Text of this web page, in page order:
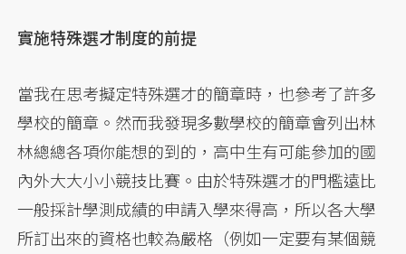
實施特殊選才制度的前提
當我在思考擬定特殊選才的簡章時，也參考了許多
學校的簡章。然而我發現多數學校的簡章會列出林
林總總各項你能想的到的，高中生有可能參加的國
內外大大小小競技比賽。由於特殊選才的門檻遠比
一般採計學測成績的申請入學來得高，所以各大學
所訂出來的資格也較為嚴格（例如一定要有某個競